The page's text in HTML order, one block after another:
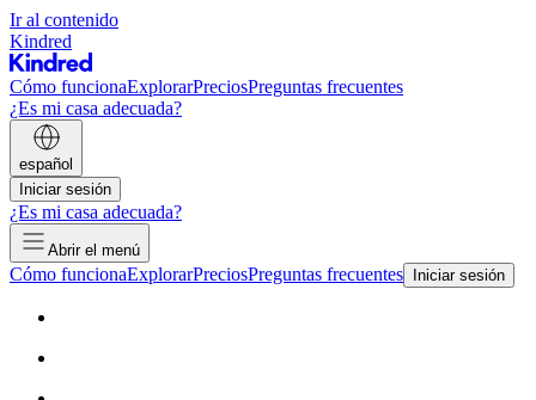
Ir al contenido
Kindred
Cómo funcionaExplorarPreciosPreguntas frecuentes
¿Es mi casa adecuada?
español
Iniciar sesión
¿Es mi casa adecuada?
Abrir el menú
Cómo funcionaExplorarPreciosPreguntas frecuentes Iniciar sesión